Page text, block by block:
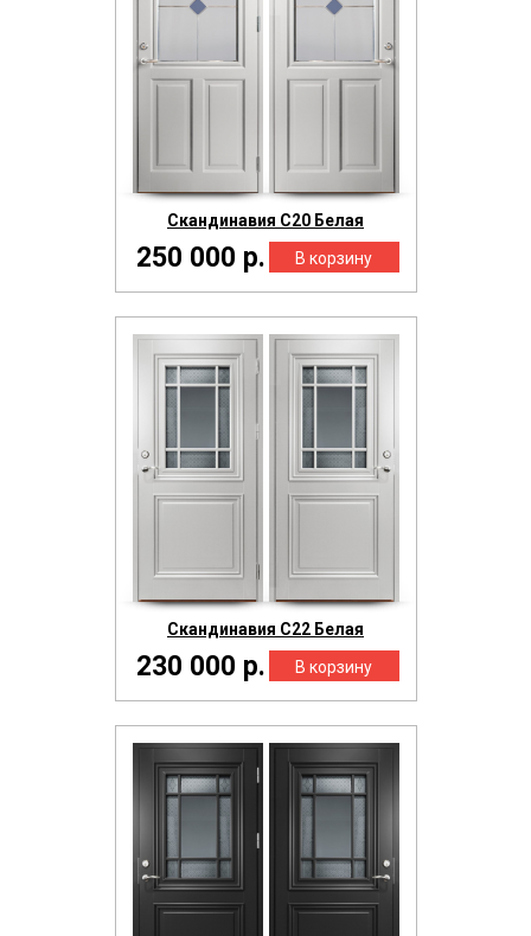
Скандинавия С20 Белая
250 000 р.
Скандинавия С22 Белая
230 000 р.